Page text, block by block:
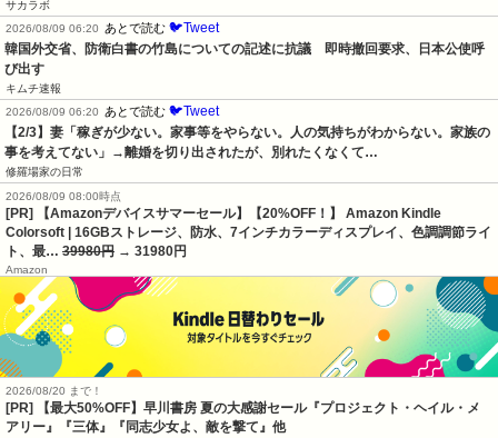
サカラボ
2026/08/09 06:20
あとで読む 🐦Tweet
韓国外交省、防衛白書の竹島についての記述に抗議　即時撤回要求、日本公使呼
び出す
キムチ速報
2026/08/09 06:20
あとで読む 🐦Tweet
【2/3】妻「稼ぎが少ない。家事等をやらない。人の気持ちがわからない。家族の
事を考えてない」→離婚を切り出されたが、別れたくなくて…
修羅場家の日常
2026/08/09 08:00時点
[PR] 【Amazonデバイスサマーセール】【20%OFF！】 Amazon Kindle
Colorsoft | 16GBストレージ、防水、7インチカラーディスプレイ、色調調節ライ
ト、最… 39980円 → 31980円
Amazon
2026/08/20 まで！
[PR]
【最大50%OFF】早川書房 夏の大感謝セール『プロジェクト・ヘイル・メ
アリー』『三体』『同志少女よ、敵を撃て』他